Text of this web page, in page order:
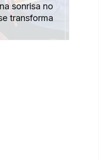
sonrisa no
transforma